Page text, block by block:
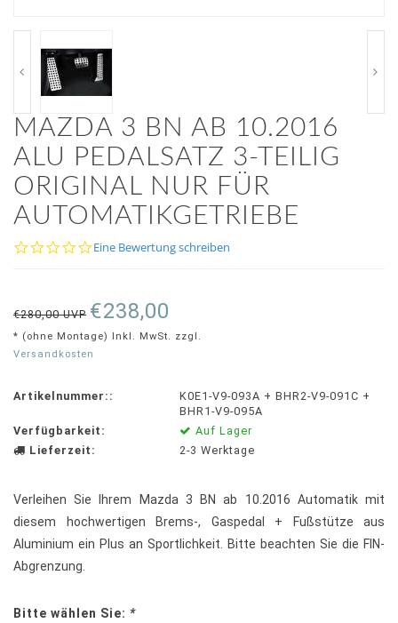
MAZDA 3 BN AB 10.2016
ALU PEDALSATZ 3-TEILIG
ORIGINAL NUR FÜR
AUTOMATIKGETRIEBE
0.0
Eine Bewertung schreiben
€280,00 UVP €238,00
* (ohne Montage) Inkl. MwSt. zzgl.
Versandkosten
Artikelnummer::
K0E1-V9-093A + BHR2-V9-091C +
BHR1-V9-095A
Verfügbarkeit:
Auf Lager
Lieferzeit:
2-3 Werktage
Verleihen Sie Ihrem Mazda 3 BN ab 10.2016 Automatik mit
diesem hochwertigen Brems-, Gaspedal + Fußstütze aus
Aluminium ein Plus an Sportlichkeit. Bitte beachten Sie die FIN-
Abgrenzung.
Bitte wählen Sie: *